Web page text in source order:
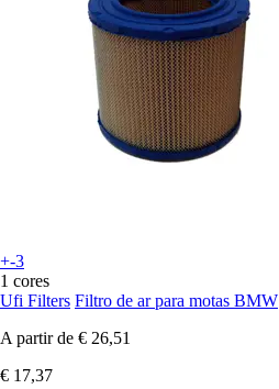
+-3
1 cores
Ufi Filters Filtro de ar para motas BMW
A partir de € 26,51
€ 17,37